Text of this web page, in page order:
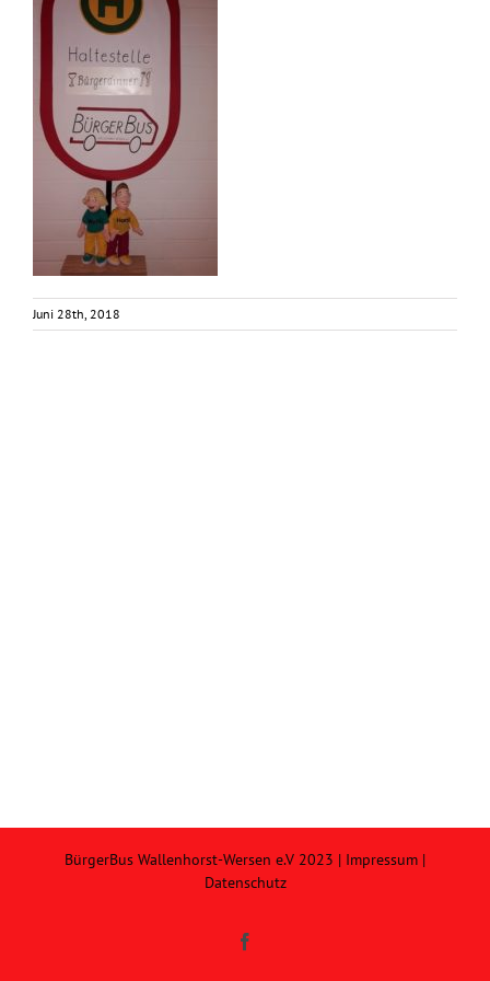
Juni 28th, 2018
BürgerBus Wallenhorst-Wersen e.V 2023 | Impressum |
Datenschutz